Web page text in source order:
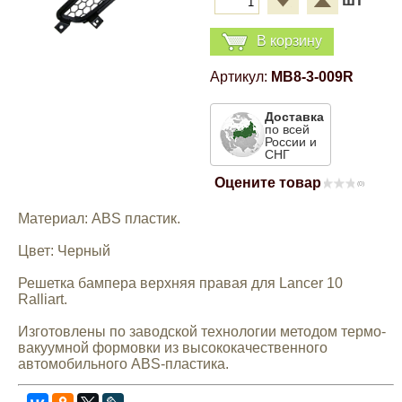
В корзину
Артикул: MB8-3-009R
Доставка
по всей
России и
СНГ
Оцените товар (0)
Материал: ABS пластик.
Цвет: Черный
Решетка бампера верхняя правая для Lancer 10
Ralliart.
Изготовлены по заводской технологии методом термо-
вакуумной формовки из высококачественного
автомобильного ABS-пластика.
Компрессионные фитинги Poliext
Honda
Lada
Lexus
Mazda
Mercedes-Benz
Эмали универсальные акриловые
Магнитные панели на холодильник